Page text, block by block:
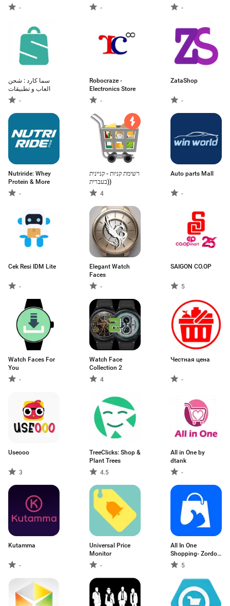
-
-
2026-
سما كارد : شحن
العاب و تطبيقات
-
Robocraze -
Electronics Store
-
ZataShop
-
Nutriride: Whey
Protein & More
-
רשימת קניות - קניינית
(בעברית)
4
Auto parts Mall
-
Cek Resi IDM Lite
-
Elegant Watch
Faces
-
SAIGON CO.OP
5
Watch Faces For
You
-
Watch Face
Collection 2
4
Честная цена
-
Useooo
3
TreeClicks: Shop &
Plant Trees
4.5
All in One by
dtank
-
Kutamma
-
Universal Price
Monitor
-
All In One
Shopping- Zordo
One 5